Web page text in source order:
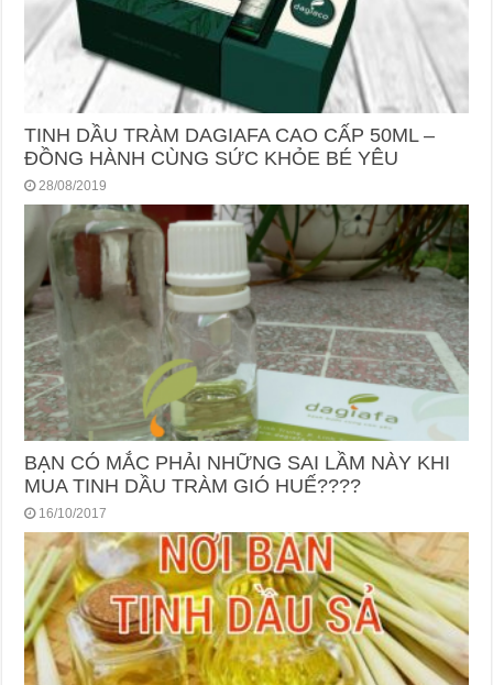
TINH DẦU TRÀM DAGIAFA CAO CẤP 50ML –
ĐỒNG HÀNH CÙNG SỨC KHỎE BÉ YÊU
28/08/2019
BẠN CÓ MẮC PHẢI NHỮNG SAI LẦM NÀY KHI
MUA TINH DẦU TRÀM GIÓ HUẾ????
16/10/2017